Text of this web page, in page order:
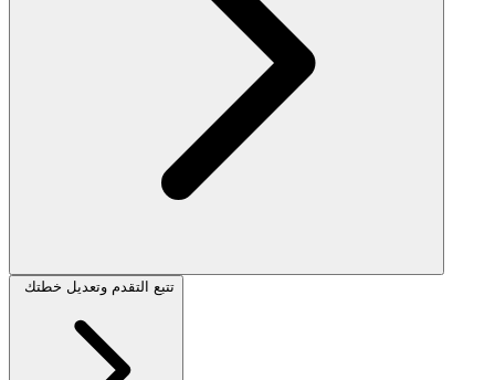
تتبع التقدم وتعديل خطتك